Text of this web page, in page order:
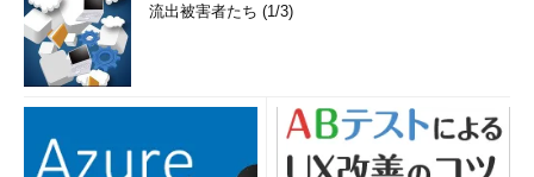
流出被害者たち (1/3)